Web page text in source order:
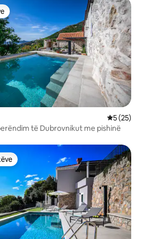
Vlerësimi
5 (25)
të Dubrovnikut me pishinë
të klientëve